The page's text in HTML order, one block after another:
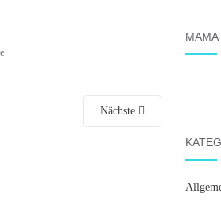
Nächste